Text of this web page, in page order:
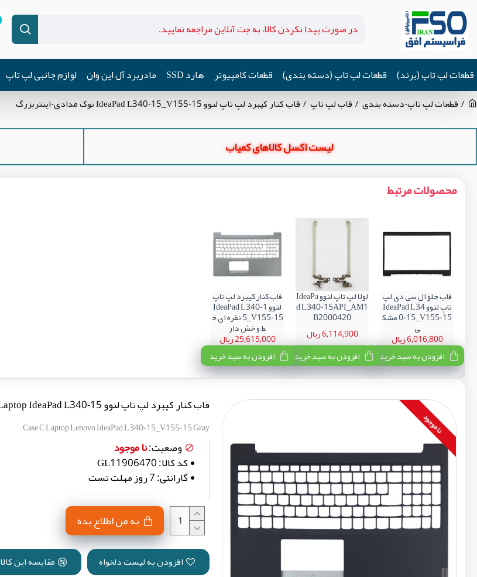
قطعات لپ تاپ (برند) قطعات لپ تاپ (دسته بندی) قطعات کامپیوتر هارد SSD مادربرد آل این وان لوازم جانبی لپ تاپ
قطعات لپ تاپ-دسته بندی قاب لپ تاپ قاب کنار کیبرد لپ تاپ لنوو IdeaPad L340-15_V155-15 نوک مدادی-اینتربزرگ
لیست اکسل کالاهای کمیاب
محصولات مرتبط
قاب جلو ال سی دی لپ
تاپ لنوو IdeaPad L34
0-15_V155-15 مشک
ی
6,016,800 ریال
افزودن به سبد خرید
لولا لپ تاپ لنوو IdeaPa
d L340-15API_AM1
B2000420
6,114,900 ریال
افزودن به سبد خرید
قاب کنار کیبرد لپ تاپ
لنوو IdeaPad L340-1
5_V155-15 نقره ای خ
ط و خش دار
25,615,000 ریال
افزودن به سبد خرید
نا موجود
قاب کنار کیبرد لپ تاپ لنوو Case C Laptop IdeaPad L340-15 نوک مدادی-اینتربزرگ
Case C Laptop Lenovo IdeaPad L340-15_V155-15 Gray
وضعیت:نا موجود
کد کالا:GL11906470
گارانتی:7 روز مهلت تست
به من اطلاع بده
افزودن به لیست دلخواه مقایسه این کالا